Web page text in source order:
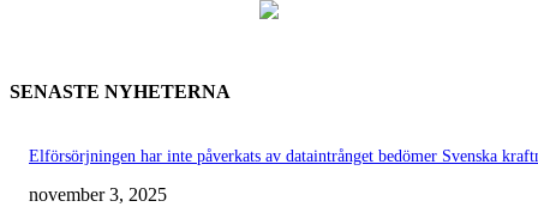
SENASTE NYHETERNA
Elförsörjningen har inte påverkats av dataintrånget bedömer Svenska
november 3, 2025